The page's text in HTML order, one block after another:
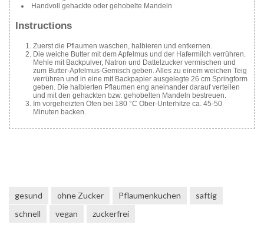
Handvoll gehackte oder gehobelte Mandeln
Instructions
Zuerst die Pflaumen waschen, halbieren und entkernen.
Die weiche Butter mit dem Apfelmus und der Hafermilch verrühren.
Mehle mit Backpulver, Natron und Dattelzucker vermischen und
zum Butter-Apfelmus-Gemisch geben. Alles zu einem weichen Teig
verrühren und in eine mit Backpapier ausgelegte 26 cm Springform
geben. Die halbierten Pflaumen eng aneinander darauf verteilen
und mit den gehackten bzw. gehobelten Mandeln bestreuen.
Im vorgeheizten Ofen bei 180 °C Ober-Unterhitze ca. 45-50
Minuten backen.
gesund ohne Zucker Pflaumenkuchen
saftig
schnell
vegan zuckerfrei